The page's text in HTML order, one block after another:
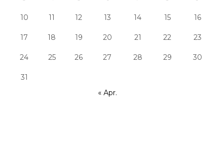
10 11 12 13 14 15 16
17 18 19 20 21 22 23
24 25 26 27 28 29 30
31
« Apr.